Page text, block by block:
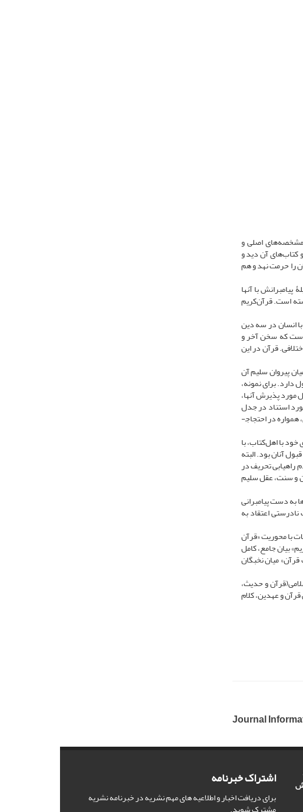
اصلی و
کتاب‌های آن دید و
را حرمت نهد و هم
با آنها
است. قرآن‌کریم
با انسان در سه دین
است که سخن آخر و
قرآن در این
پیروان سلیم آن
دارد. برای نمونه،
مورد پذیرش آنها،
استناد در جدل
در احتجاج­
با اهل‌کتاب، با
آنان بود. البته
راهیابی تحریف در
و سنت، عقل سلیم
به دست پیامبرانی
اعتقاد به
با محوریت «قرآن
بیان جامع، کامل‌
میان نخبگان
و حدیث،
و عهدین، کلام
Journal
اشتراک خبرنامه
برای دریافت اخبار و اطلاعیه های مهم نشریه در خبرنامه نشریه